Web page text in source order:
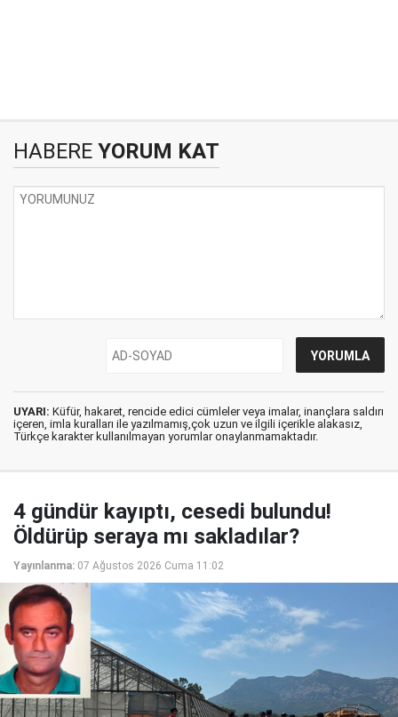
HABERE YORUM KAT
UYARI: Küfür, hakaret, rencide edici cümleler veya imalar, inançlara saldırı
içeren, imla kuralları ile yazılmamış,çok uzun ve ilgili içerikle alakasız,
Türkçe karakter kullanılmayan yorumlar onaylanmamaktadır.
4 gündür kayıptı, cesedi bulundu!
Öldürüp seraya mı sakladılar?
Yayınlanma: 07 Ağustos 2026 Cuma 11:02